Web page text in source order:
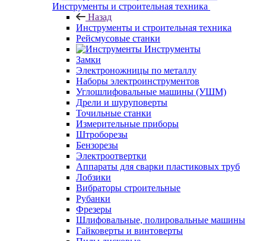
Инструменты и строительная техника
Назад
Инструменты и строительная техника
Рейсмусовые станки
Инструменты
Замки
Электроножницы по металлу
Наборы электроинструментов
Углошлифовальные машины (УШМ)
Дрели и шуруповерты
Точильные станки
Измерительные приборы
Штроборезы
Бензорезы
Электроотвертки
Аппараты для сварки пластиковых труб
Лобзики
Вибраторы строительные
Рубанки
Фрезеры
Шлифовальные, полировальные машины
Гайковерты и винтоверты